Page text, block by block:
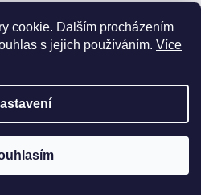
cookie. Dalším procházením
s jejich používáním. Více
- Ag 925/1000 -